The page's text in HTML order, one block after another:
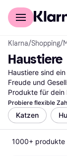
Für Shopper
Klarna/Shopping/
Haustiere
Haustiere sind
Freude und
Produkte für dein
eine Vielzahl von
durchsuchen
Pflegeprodukten
passenden
Bewertungen
Probiere flexible
Katzen
1000+ produkte